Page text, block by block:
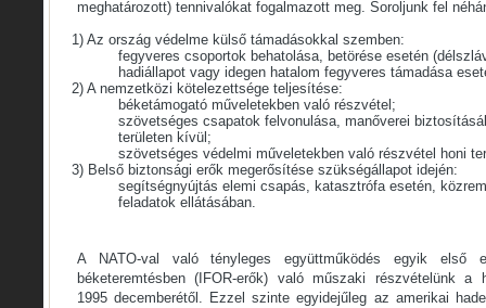
meghatározott) tennivalókat fogalmazott meg. Soroljunk fel
1) Az ország védelme külső támadásokkal szemben:
fegyveres csoportok behatolása, betörése esetén
hadiállapot vagy idegen hatalom fegyveres támadása
2) A nemzetközi kötelezettsége teljesítése:
béketámogató műveletekben való részvétel;
szövetséges csapatok felvonulása, manőverei
területen kívül;
szövetséges védelmi műveletekben való részvétel honi
3) Belső biztonsági erők megerősítése szükségállapot idején:
segítségnyújtás elemi csapás, katasztrófa esetén,
feladatok ellátásában.
A NATO-val való tényleges együttműködés egyik első
béketeremtésben (IFOR-erők) való műszaki részvételünk a
1995 decemberétől. Ezzel szinte egyidejűleg az amerikai